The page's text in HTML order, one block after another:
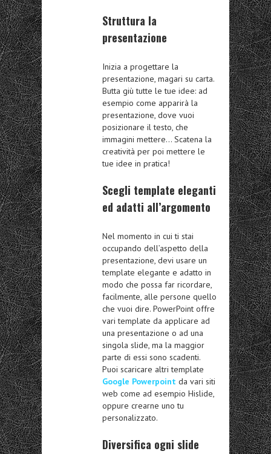
Struttura la
presentazione
Inizia a progettare la
presentazione, magari su carta.
Butta giù tutte le tue idee: ad
esempio come apparirà la
presentazione, dove vuoi
posizionare il testo, che
immagini mettere… Scatena la
creatività per poi mettere le
tue idee in pratica!
Scegli template eleganti
ed adatti all’argomento
Nel momento in cui ti stai
occupando dell’aspetto della
presentazione, devi usare un
template elegante e adatto in
modo che possa far ricordare,
facilmente, alle persone quello
che vuoi dire. PowerPoint offre
vari template da applicare ad
una presentazione o ad una
singola slide, ma la maggior
parte di essi sono scadenti.
Puoi scaricare altri template
Google Powerpoint da vari siti
web come ad esempio Hislide,
oppure crearne uno tu
personalizzato.
Diversifica ogni slide